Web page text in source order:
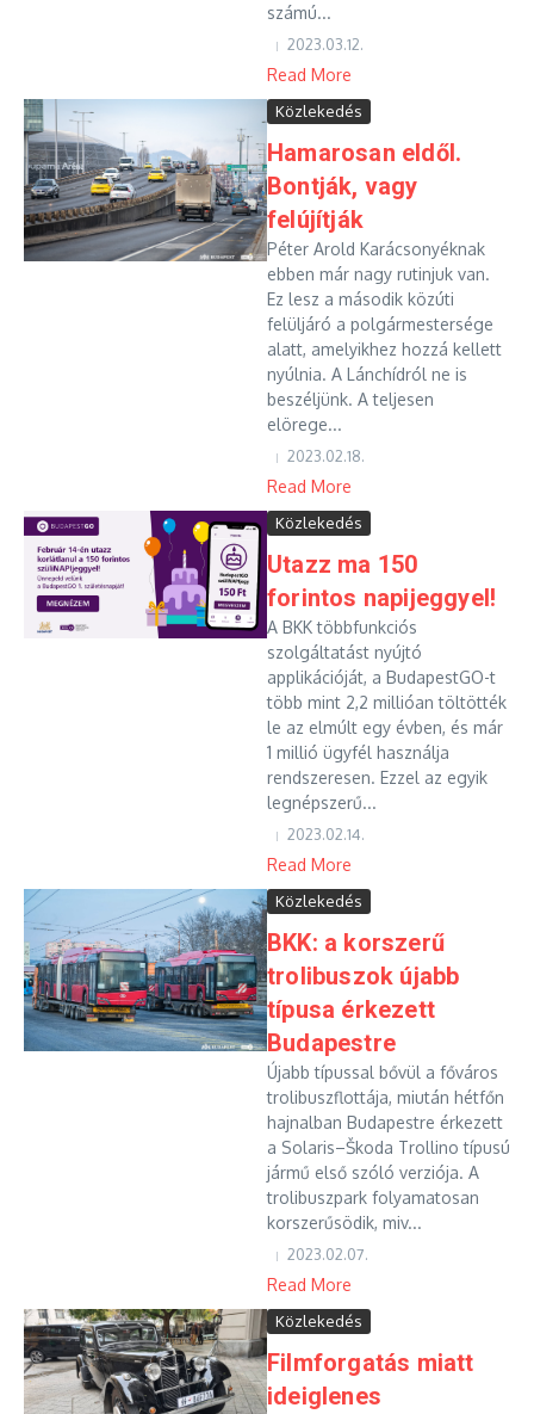
számú...
2023.03.12.
Read More
Közlekedés
Hamarosan eldől.
Bontják, vagy
felújítják
Péter Arold Karácsonyéknak
ebben már nagy rutinjuk van.
Ez lesz a második közúti
felüljáró a polgármestersége
alatt, amelyikhez hozzá kellett
nyúlnia. A Lánchídról ne is
beszéljünk. A teljesen
elörege...
2023.02.18.
Read More
Közlekedés
Utazz ma 150
forintos napijeggyel!
A BKK többfunkciós
szolgáltatást nyújtó
applikációját, a BudapestGO-t
több mint 2,2 millióan töltötték
le az elmúlt egy évben, és már
1 millió ügyfél használja
rendszeresen. Ezzel az egyik
legnépszerű...
2023.02.14.
Read More
Közlekedés
BKK: a korszerű
trolibuszok újabb
típusa érkezett
Budapestre
Újabb típussal bővül a főváros
trolibuszflottája, miután hétfőn
hajnalban Budapestre érkezett
a Solaris–Škoda Trollino típusú
jármű első szóló verziója. A
trolibuszpark folyamatosan
korszerűsödik, miv...
2023.02.07.
Read More
Közlekedés
Filmforgatás miatt
ideiglenes